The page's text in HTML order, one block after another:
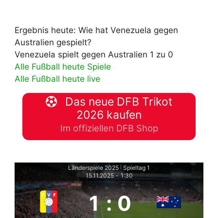
Ergebnis heute: Wie hat Venezuela gegen
Australien gespielt?
Venezuela spielt gegen Australien 1 zu 0
Alle Fußball heute Spiele
Alle Fußball heute live
Das neue DFB Trikot
2026 kaufen
Im offiziellen DFB Shop
Länderspiele 2025 Spieltag 1
15.11.2025 - 1:30
1 :0